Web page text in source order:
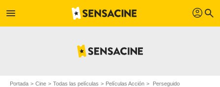
menu profil search
Portada Cine Todas las películas Películas Acción Perseguido